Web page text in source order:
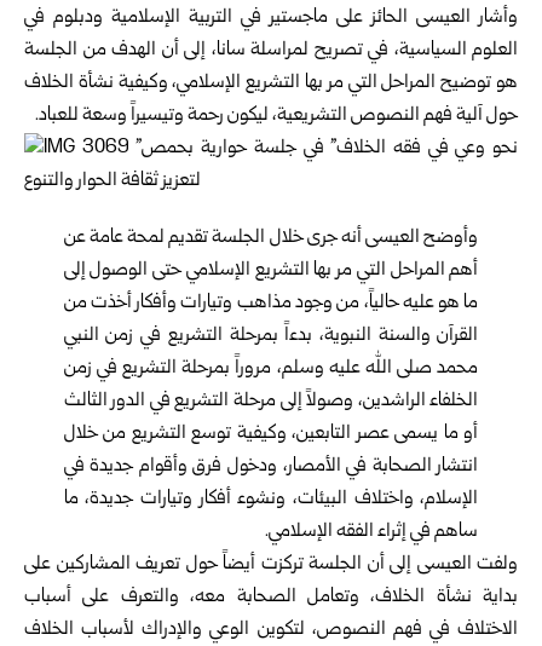
وأشار العيسى الحائز على ماجستير في التربية الإسلامية ودبلوم في
العلوم السياسية، في تصريح لمراسلة سانا، إلى أن الهدف من الجلسة
هو توضيح المراحل التي مر بها التشريع الإسلامي، وكيفية نشأة الخلاف
حول آلية فهم النصوص التشريعية، ليكون رحمة وتيسيراً وسعة للعباد.
وأوضح العيسى أنه جرى خلال الجلسة تقديم لمحة عامة عن
أهم المراحل التي مر بها التشريع الإسلامي حتى الوصول إلى
ما هو عليه حالياً، من وجود مذاهب وتيارات وأفكار أخذت من
القرآن والسنة النبوية، بدءاً بمرحلة التشريع في زمن النبي
محمد صلى الله عليه وسلم، مروراً بمرحلة التشريع في زمن
الخلفاء الراشدين، وصولاً إلى مرحلة التشريع في الدور الثالث
أو ما يسمى عصر التابعين، وكيفية توسع التشريع من خلال
انتشار الصحابة في الأمصار، ودخول فرق وأقوام جديدة في
الإسلام، واختلاف البيئات، ونشوء أفكار وتيارات جديدة، ما
ساهم في إثراء الفقه الإسلامي.
ولفت العيسى إلى أن الجلسة تركزت أيضاً حول تعريف المشاركين على
بداية نشأة الخلاف، وتعامل الصحابة معه، والتعرف على أسباب
الاختلاف في فهم النصوص، لتكوين الوعي والإدراك لأسباب الخلاف